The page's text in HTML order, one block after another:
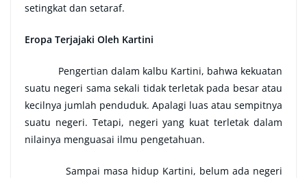
setingkat dan setaraf.
Eropa Terjajaki Oleh Kartini
Pengertian dalam kalbu Kartini, bahwa kekuatan
suatu negeri sama sekali tidak terletak pada besar atau
kecilnya jumlah penduduk. Apalagi luas atau sempitnya
suatu negeri. Tetapi, negeri yang kuat terletak dalam
nilainya menguasai ilmu pengetahuan.
Sampai masa hidup Kartini, belum ada negeri